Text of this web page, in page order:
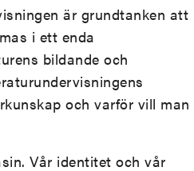
är grundtanken att
i ett enda
bildande och
och varför vill man
Vår identitet och vår